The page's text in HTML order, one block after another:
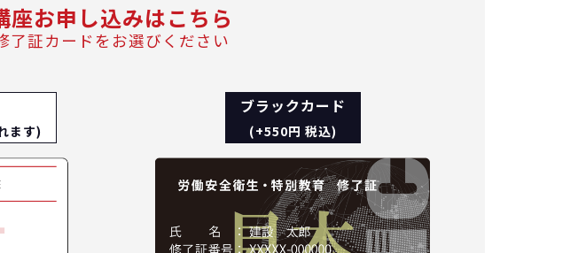
座お申し込みはこちら
了証カードをお選びください
ます)
ブラックカード
(+550円 税込)